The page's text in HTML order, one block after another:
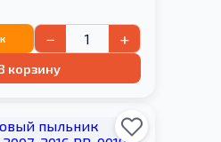
− +
корзину